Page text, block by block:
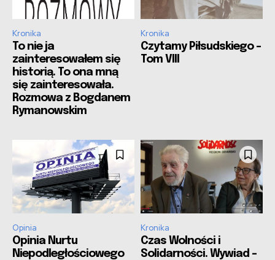
Kronika
To nie ja
zainteresowałem się
historią. To ona mną
się zainteresowała.
Rozmowa z Bogdanem
Rymanowskim
Kronika
Czytamy Piłsudskiego –
Tom VIII
Opinia
Opinia Nurtu
Niepodległościowego
Kronika
Czas Wolności i
Solidarności. Wywiad –